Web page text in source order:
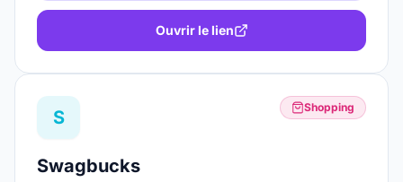
Ouvrir le lien
S Shopping
Swagbucks